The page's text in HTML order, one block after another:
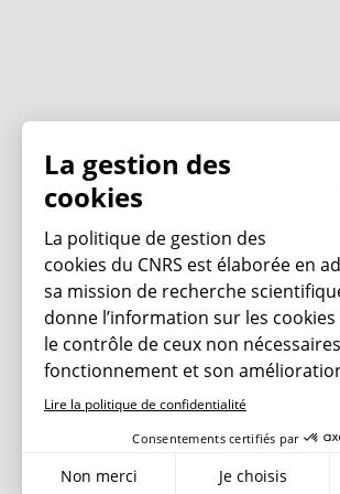
La gestion des
cookies
La politique de gestion des
cookies du CNRS est élaborée en
sa mission de recherche
donne l’information sur les cookies
le contrôle de ceux non
fonctionnement et son
Lire la politique de confidentialité
Consentements certifiés par
Non merci Je choisis